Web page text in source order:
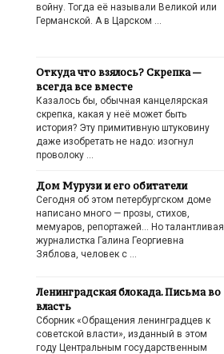
войну. Тогда её называли Великой или
Германской. А в Царском …
Откуда что взялось? Скрепка —
всегда все вместе
Казалось бы, обычная канцелярская
скрепка, какая у неё может быть
история? Эту примитивную штуковину
даже изобретать не надо: изогнул
проволоку …
Дом Мурузи и его обитатели
Сегодня об этом петербургском доме
написано много — прозы, стихов,
мемуаров, репортажей… Но талантливая
журналистка Галина Георгиевна
Зяблова, человек с …
Ленинградская блокада. Письма во
власть
Сборник «Обращения ленинградцев к
советской власти», изданный в этом
году Центральным государственным